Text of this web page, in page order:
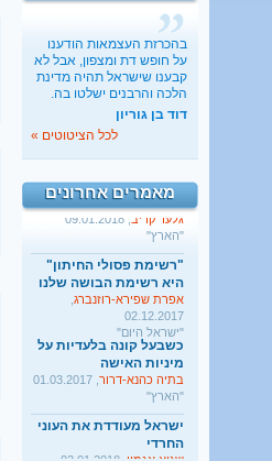
בהכרזת העצמאות הודענו
על חופש דת ומצפון, אבל לא
קבענו שישראל תהיה מדינת
הלכה והרבנים ישלטו בה.
דוד בן גוריון
לכל הציטוטים »
מאמרים אחרונים
מיניות האישה
בתיה כהנא-דרור
"הארץ"
ישראל מעודדת את העוני
החרדי
שגיא אגמון, 02.01.2018
"TheMarker"
הבא מאבק דת
גלעד קריב, 09.01.2018
"הארץ"
"רשימת פסולי החיתון"
היא רשימת הבושה שלנו
אפרת שפירא-רוזנברג,
02.12.2017
"ישראל היום"
כשבעל קונה בלעדיות על
מיניות האישה
בתיה כהנא-דרור, 01.03.2017
"הארץ"
ישראל מעודדת את העוני
החרדי
שגיא אגמון, 02.01.2018
"TheMarker"